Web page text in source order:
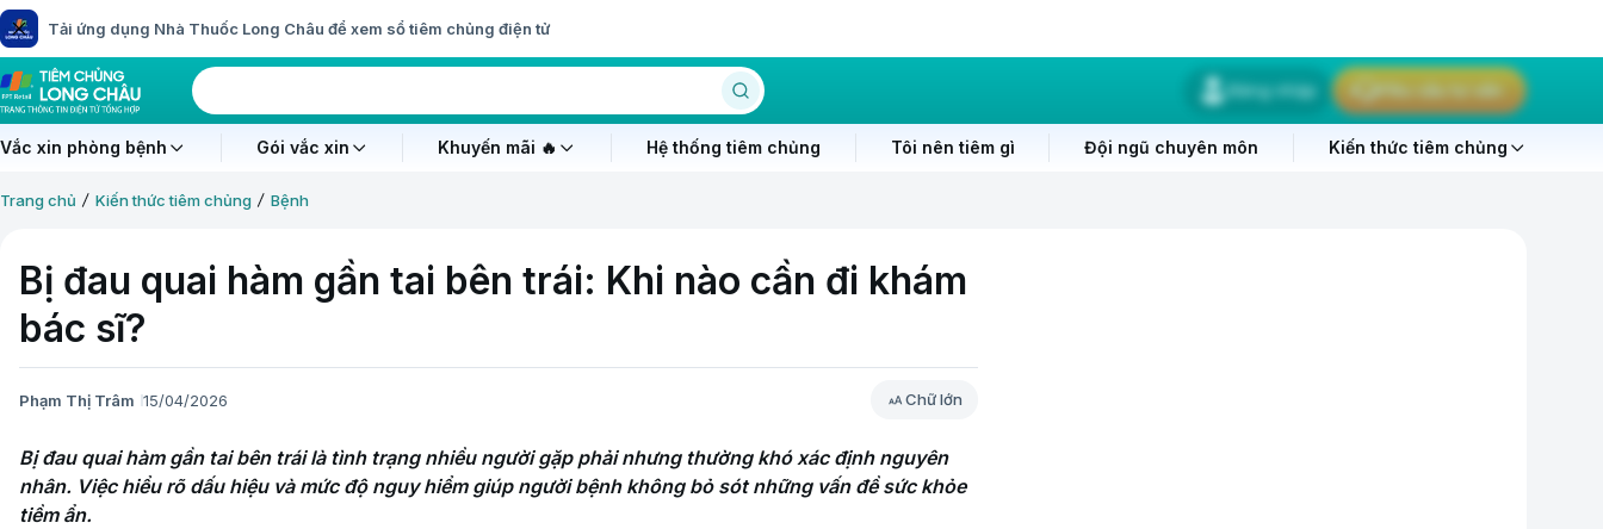
Tải ứng dụng Nhà Thuốc Long Châu để xem sổ tiêm chủng điện tử
Đăng nhập Yêu cầu tư vấn
Vắc xin phòng bệnh Gói vắc xin Khuyến mãi 🔥 Hệ thống tiêm chủng Tôi nên tiêm gì Đội ngũ chuyên môn Kiến thức tiêm chủng
Trang chủ Kiến thức tiêm chủng Bệnh
Bị đau quai hàm gần tai bên trái: Khi nào cần đi khám
bác sĩ?
Phạm Thị Trâm 15/04/2026 Chữ lớn
Bị đau quai hàm gần tai bên trái là tình trạng nhiều người gặp phải nhưng thường khó xác định nguyên
nhân. Việc hiểu rõ dấu hiệu và mức độ nguy hiểm giúp người bệnh không bỏ sót những vấn đề sức khỏe
tiềm ẩn.